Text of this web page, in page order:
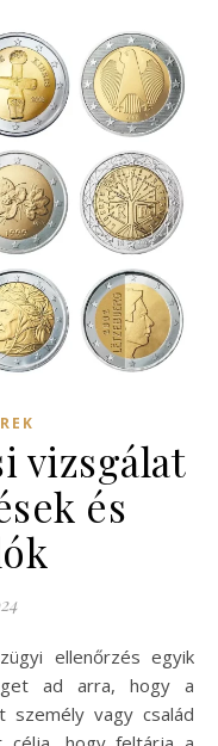
vizsgálat
és
ad arra, hogy a
személy vagy család